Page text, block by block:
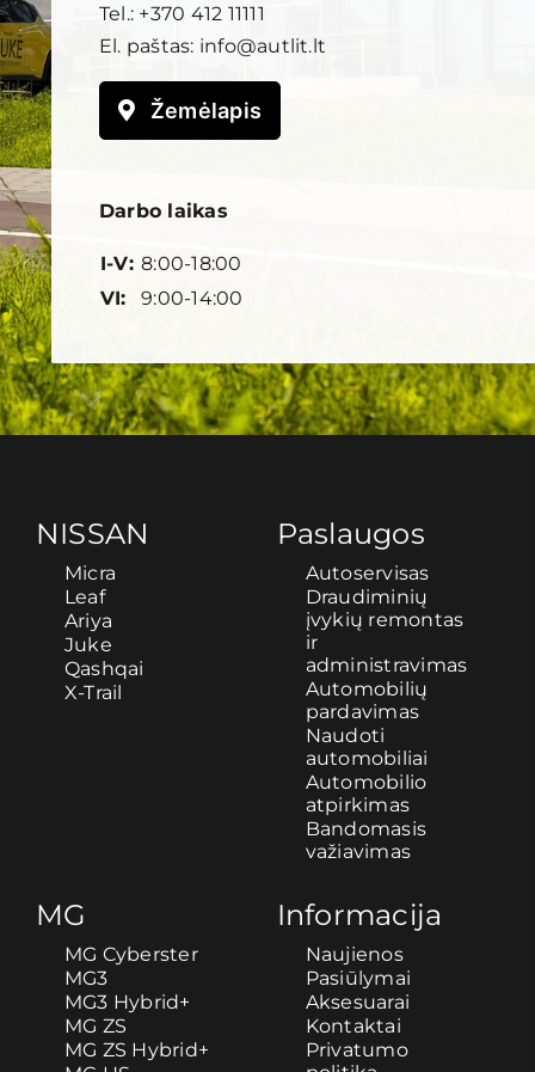
Tel.: +370 412 11111
El. paštas: info@autlit.lt
Žemėlapis
Darbo laikas
I-V: 8:00-18:00
VI:
9:00-14:00
NISSAN
Micra
Leaf
Ariya
Juke
Qashqai
X-Trail
MG
MG Cyberster
MG3
MG3 Hybrid+
MG ZS
MG ZS Hybrid+
Paslaugos
Autoservisas
Draudiminių
įvykių remontas
ir
administravimas
Automobilių
pardavimas
Naudoti
automobiliai
Automobilio
atpirkimas
Bandomasis
važiavimas
Informacija
Naujienos
Pasiūlymai
Aksesuarai
Kontaktai
Privatumo